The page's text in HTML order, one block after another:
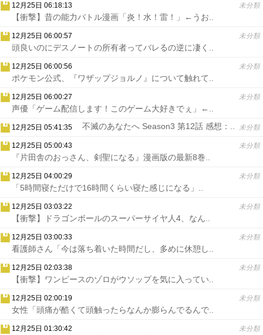
12月25日 06:18:13 未分類
【衝撃】昔の能力バトル漫画「炎！水！雷！」←うお..
12月25日 06:00:57 未分類
頭良いのにデスノートの所有者ってバレるの逆に凄く..
12月25日 06:00:56 未分類
ポケモン公式、『ワザップジョルノ』について触れて..
12月25日 06:00:27 未分類
声優「ゲーム配信します！このゲーム大好きでぇ」←..
12月25日 05:41:35 未分類
不滅のあなたへ Season3 第12話 感想：..
12月25日 05:00:43 未分類
『片田舎のおっさん、剣聖になる』漫画版の最新8巻..
12月25日 04:00:29 未分類
「5時間寝ただけで16時間くらい寝た感じになる」..
12月25日 03:03:22 未分類
【衝撃】ドラゴンボールのスーパーサイヤ人4、なん..
12月25日 03:00:33 未分類
看護師さん「今は落ち着いた時間だし、多めに休憩し..
12月25日 02:03:38 未分類
【衝撃】ワンピースのゾロがウソップを気に入ってい..
12月25日 02:00:19 未分類
女性「頭痛が酷くて頭触ったらなんか膨らんでるんで..
12月25日 01:30:42 未分類